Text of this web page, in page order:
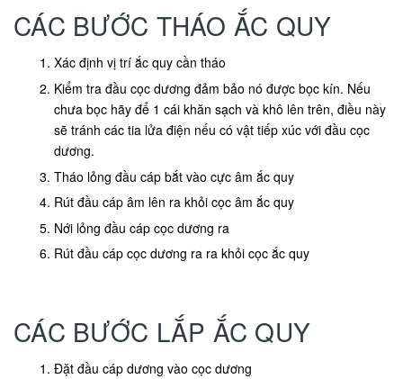
CÁC BƯỚC THÁO ẮC QUY
Xác định vị trí ắc quy cần tháo
Kiểm tra đầu cọc dương đảm bảo nó được bọc kín. Nếu
chưa bọc hãy để 1 cái khăn sạch và khô lên trên, điều này
sẽ tránh các tia lửa điện nếu có vật tiếp xúc với đầu cọc
dương.
Tháo lỏng đầu cáp bắt vào cực âm ắc quy
Rút đầu cáp âm lên ra khỏi cọc âm ắc quy
Nới lỏng đầu cáp cọc dương ra
Rút đầu cáp cọc dương ra ra khỏi cọc ắc quy
CÁC BƯỚC LẮP ẮC QUY
Đặt đầu cáp dương vào cọc dương